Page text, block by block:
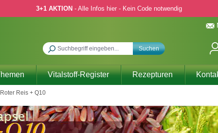
3+1 AKTION - Alle Infos hier - Kein Code notwendig
Suchen
Vitalstoff-Register Rezepturen
Roter Reis + Q10